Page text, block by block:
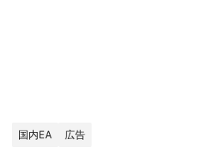
国内EA 広告